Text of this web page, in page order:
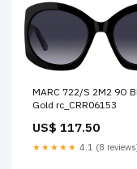
MARC 722/S 2M2 9O
Gold rc_CRR06153
US$ 117.50
★★★★★ 4.1 (8